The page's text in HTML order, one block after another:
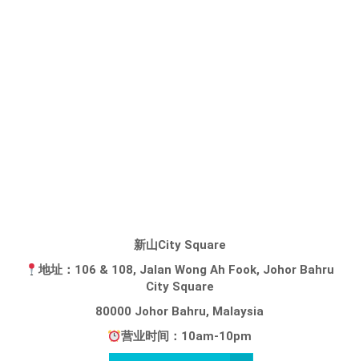
新山City Square
地址：106 & 108, Jalan Wong Ah Fook, Johor Bahru
City Square
80000 Johor Bahru, Malaysia
营业时间：10am-10pm